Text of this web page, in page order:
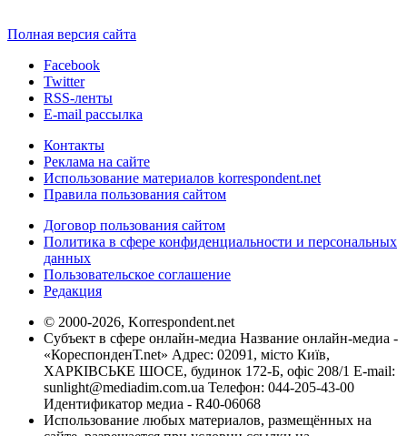
Полная версия сайта
Facebook
Twitter
RSS-ленты
E-mail рассылка
Контакты
Реклама на сайте
Использование материалов korrespondent.net
Правила пользования сайтом
Договор пользования сайтом
Политика в сфере конфиденциальности и персональных
данных
Пользовательское соглашение
Редакция
© 2000-2026, Korrespondent.net
Субъект в сфере онлайн-медиа Название онлайн-медиа -
«КореспонденТ.net» Адрес: 02091, місто Київ,
ХАРКІВСЬКЕ ШОСЕ, будинок 172-Б, офіс 208/1 E-mail:
sunlight@mediadim.com.ua Телефон: 044-205-43-00
Идентификатор медиа - R40-06068
Использование любых материалов, размещённых на